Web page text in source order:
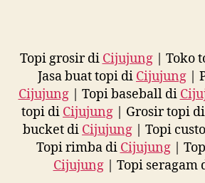
Topi grosir di Cijujung| Toko
Jasa buat topi di Cijujung |
Cijujung| Topi baseball di
topi di Cijujung | Grosir topi di
bucket di Cijujung | Topi
Topi rimba di Cijujung|
Cijujung| Topi seragam